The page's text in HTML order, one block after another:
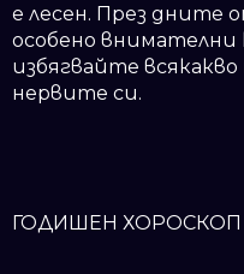
е лесен. През дните
особено внимателни
избягвайте
нервите си.
ГОДИШЕН ХОРОСКОП